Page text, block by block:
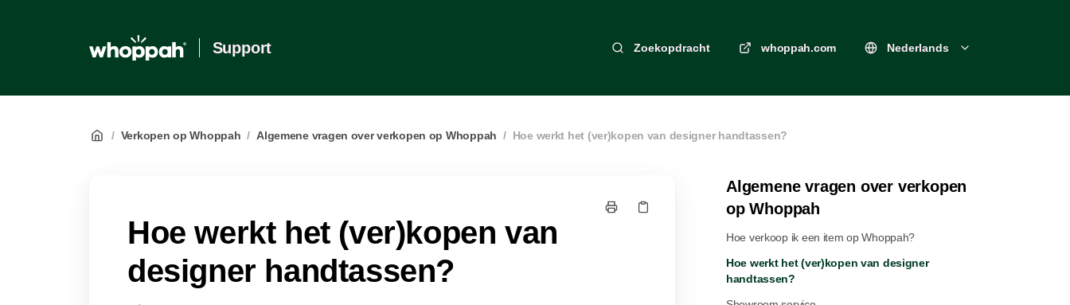
Support Zoekopdracht whoppah.com Nederlands
/ Verkopen op Whoppah / Algemene vragen over verkopen op Whoppah / Hoe werkt het (ver)kopen van designer handtassen?
Hoe werkt het (ver)kopen van
designer handtassen?
Algemene vragen over verkopen
op Whoppah
Hoe verkoop ik een item op Whoppah?
Hoe werkt het (ver)kopen van designer
handtassen?